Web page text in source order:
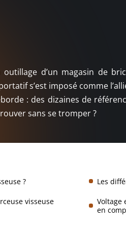
d’un magasin de
s’est imposé comme
: des dizaines de
sans se tromper ?
? Les
visseuse
Voltage
en